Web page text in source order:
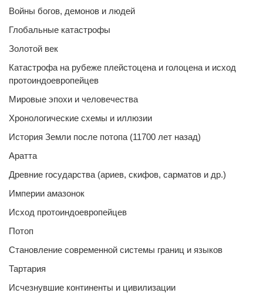
Войны богов, демонов и людей
Глобальные катастрофы
Золотой век
Катастрофа на рубеже плейстоцена и голоцена и исход
протоиндоевропейцев
Мировые эпохи и человечества
Хронологические схемы и иллюзии
История Земли после потопа (11700 лет назад)
Аратта
Древние государства (ариев, скифов, сарматов и др.)
Империи амазонок
Исход протоиндоевропейцев
Потоп
Становление современной системы границ и языков
Тартария
Исчезнувшие континенты и цивилизации